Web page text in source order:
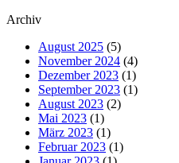
Archiv
August 2025 (5)
November 2024 (4)
Dezember 2023 (1)
September 2023 (1)
August 2023 (2)
Mai 2023 (1)
März 2023 (1)
Februar 2023 (1)